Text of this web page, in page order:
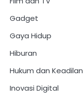
Gadget
Gaya Hidup
Hiburan
Hukum dan Keadilan
Inovasi Digital